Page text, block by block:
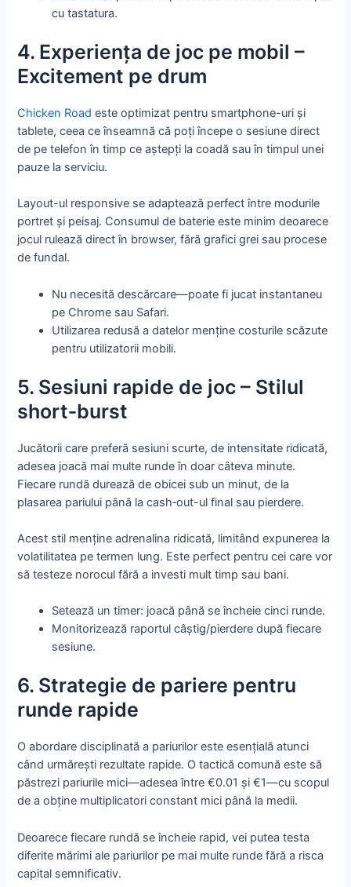
cu tastatura.
4. Experiența de joc pe mobil –
Excitement pe drum
Chicken Road este optimizat pentru smartphone-uri și
tablete, ceea ce înseamnă că poți începe o sesiune direct
de pe telefon în timp ce aștepți la coadă sau în timpul unei
pauze la serviciu.
Layout-ul responsive se adaptează perfect între modurile
portret și peisaj. Consumul de baterie este minim deoarece
jocul rulează direct în browser, fără grafici grei sau procese
de fundal.
Nu necesită descărcare—poate fi jucat instantaneu
pe Chrome sau Safari.
Utilizarea redusă a datelor menține costurile scăzute
pentru utilizatorii mobili.
5. Sesiuni rapide de joc – Stilul
short‑burst
Jucătorii care preferă sesiuni scurte, de intensitate ridicată,
adesea joacă mai multe runde în doar câteva minute.
Fiecare rundă durează de obicei sub un minut, de la
plasarea pariului până la cash‑out-ul final sau pierdere.
Acest stil menține adrenalina ridicată, limitând expunerea la
volatilitatea pe termen lung. Este perfect pentru cei care vor
să testeze norocul fără a investi mult timp sau bani.
Setează un timer: joacă până se încheie cinci runde.
Monitorizează raportul câștig/pierdere după fiecare
sesiune.
6. Strategie de pariere pentru
runde rapide
O abordare disciplinată a pariurilor este esențială atunci
când urmărești rezultate rapide. O tactică comună este să
păstrezi pariurile mici—adesea între €0.01 și €1—cu scopul
de a obține multiplicatori constant mici până la medii.
Deoarece fiecare rundă se încheie rapid, vei putea testa
diferite mărimi ale pariurilor pe mai multe runde fără a risca
capital semnificativ.